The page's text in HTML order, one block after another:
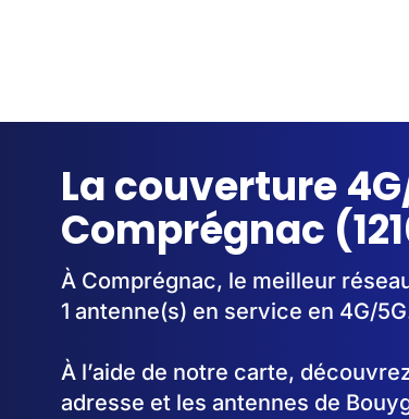
La couverture
Comprégnac
À Comprégnac, le meilleur
1 antenne(s) en service en 4G/
À l’aide de notre carte,
adresse et les antennes de